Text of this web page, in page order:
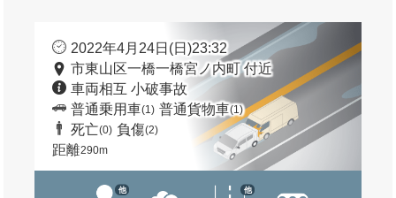
2022年4月24日(日)23:32
市東山区一橋一橋宮ノ内町 付近
車両相互 小破事故
普通乗用車(1) 普通貨物車(1)
死亡(0) 負傷(2)
距離290m
他 他